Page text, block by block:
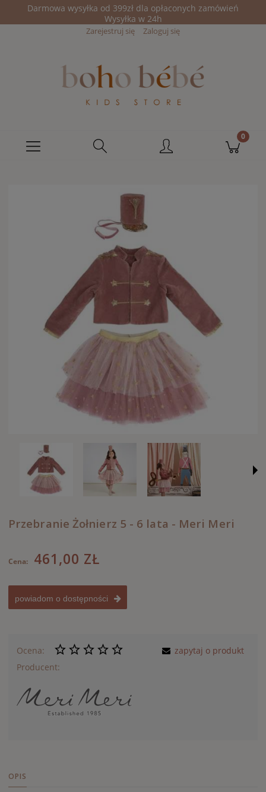
Darmowa wysyłka od 399zł dla opłaconych zamówień
Wysyłka w 24h
Zarejestruj się Zaloguj się
Przebranie Żołnierz 5 - 6 lata - Meri Meri
Cena: 461,00 ZŁ
powiadom o dostępności
Ocena:
Producent:
zapytaj o produkt
OPIS